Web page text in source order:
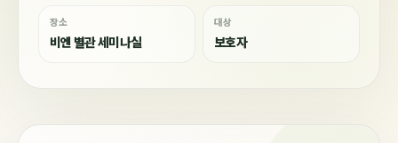
장소
비엔 별관 세미나실
대상
보호자